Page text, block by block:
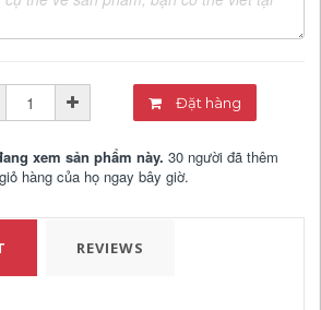
Đặt hàng
xem sản phẩm này. 30 người đã thêm
hàng của họ ngay bây giờ.
REVIEWS